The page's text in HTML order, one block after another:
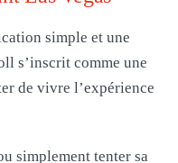
simple et une
s’inscrit comme une
de vivre l’expérience
simplement tenter sa